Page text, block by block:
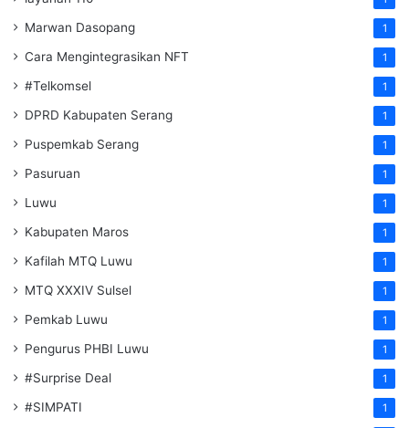
Marwan Dasopang 1
Cara Mengintegrasikan NFT 1
#Telkomsel 1
DPRD Kabupaten Serang 1
Puspemkab Serang 1
Pasuruan 1
Luwu 1
Kabupaten Maros 1
Kafilah MTQ Luwu 1
MTQ XXXIV Sulsel 1
Pemkab Luwu 1
Pengurus PHBI Luwu 1
#Surprise Deal 1
#SIMPATI 1